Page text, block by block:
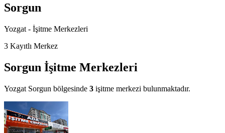
Sorgun
Yozgat - İşitme Merkezleri
3 Kayıtlı Merkez
Sorgun İşitme Merkezleri
Yozgat Sorgun bölgesinde 3 işitme merkezi bulunmaktadır.